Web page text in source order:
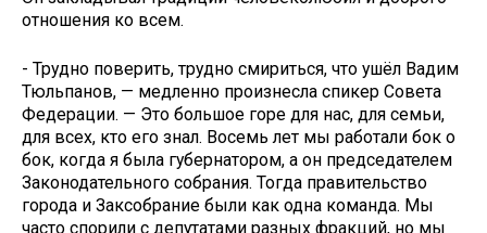
отношения ко всем.
- Трудно поверить, трудно смириться, что ушёл Вадим
Тюльпанов, — медленно произнесла спикер Совета
Федерации. — Это большое горе для нас, для семьи,
для всех, кто его знал. Восемь лет мы работали бок о
бок, когда я была губернатором, а он председателем
Законодательного собрания. Тогда правительство
города и Заксобрание были как одна команда. Мы
часто спорили с депутатами разных фракций, но мы